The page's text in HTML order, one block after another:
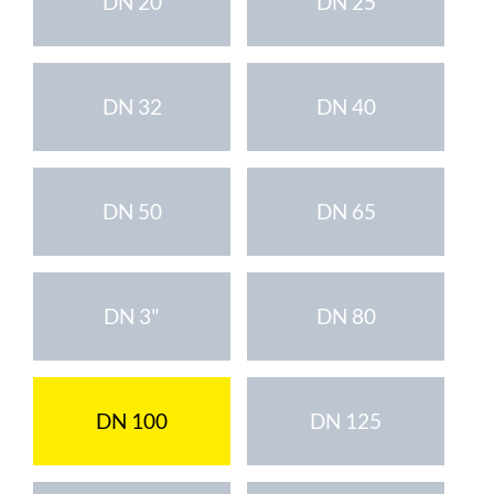
DN 32 DN 40
DN 50 DN 65
DN 3" DN 80
DN 100 DN 125